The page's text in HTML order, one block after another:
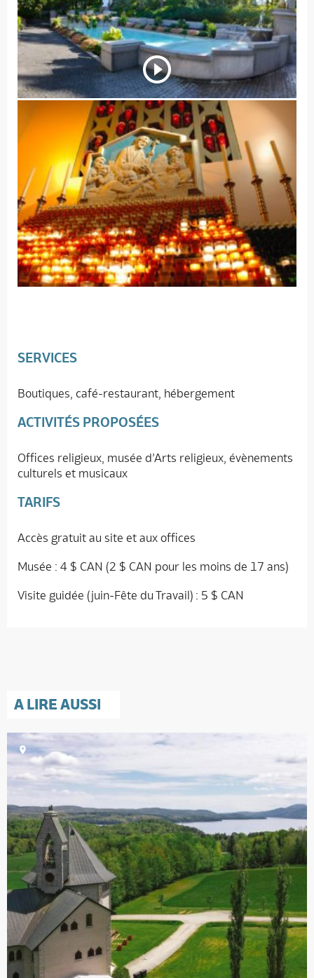
SERVICES
Boutiques, café-restaurant, hébergement
ACTIVITÉS PROPOSÉES
Offices religieux, musée d’Arts religieux, évènements
culturels et musicaux
TARIFS
Accès gratuit au site et aux offices
Musée : 4 $ CAN (2 $ CAN pour les moins de 17 ans)
Visite guidée (juin-Fête du Travail) : 5 $ CAN
A LIRE AUSSI